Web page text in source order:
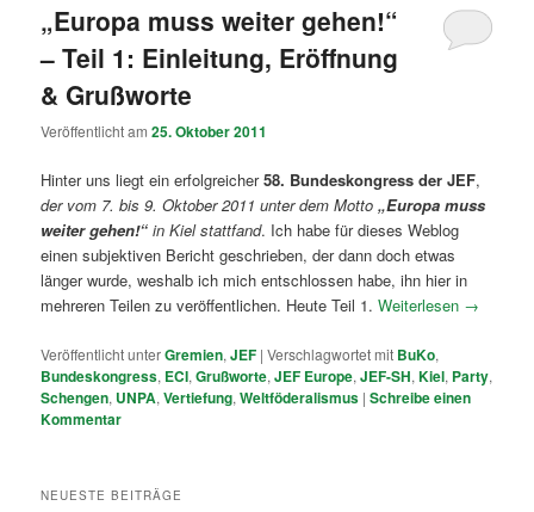
„Europa muss weiter gehen!“
– Teil 1: Einleitung, Eröffnung
& Grußworte
Veröffentlicht am25. Oktober 2011
Hinter uns liegt ein erfolgreicher58. Bundeskongress der JEF,
der vom 7. bis 9. Oktober 2011 unter dem Motto„Europa muss
weiter gehen!“ in Kiel stattfand. Ich habe für dieses Weblog
einen subjektiven Bericht geschrieben, der dann doch etwas
länger wurde, weshalb ich mich entschlossen habe, ihn hier in
mehreren Teilen zu veröffentlichen. Heute Teil 1.Weiterlesen →
Veröffentlicht unterGremien,JEF |Verschlagwortet mit BuKo,
Bundeskongress, ECI,Grußworte,JEF Europe,JEF-SH,Kiel, Party,
Schengen, UNPA,Vertiefung,Weltföderalismus |Schreibe einen
Kommentar
NEUESTE BEITRÄGE